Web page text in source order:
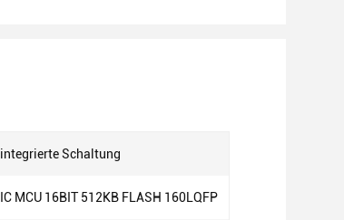
integrierte Schaltung
IC MCU 16BIT 512KB FLASH 160LQFP